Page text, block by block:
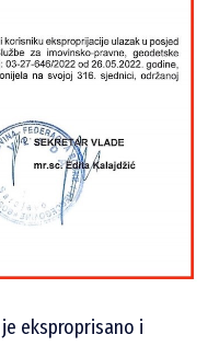
eksproprisano i